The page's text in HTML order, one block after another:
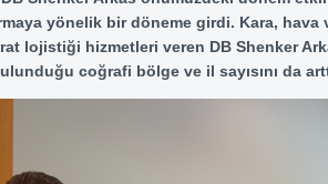
yönelik bir döneme girdi. Kara, hava
lojistiği hizmetleri veren DB Shenker
coğrafi bölge ve il sayısını da